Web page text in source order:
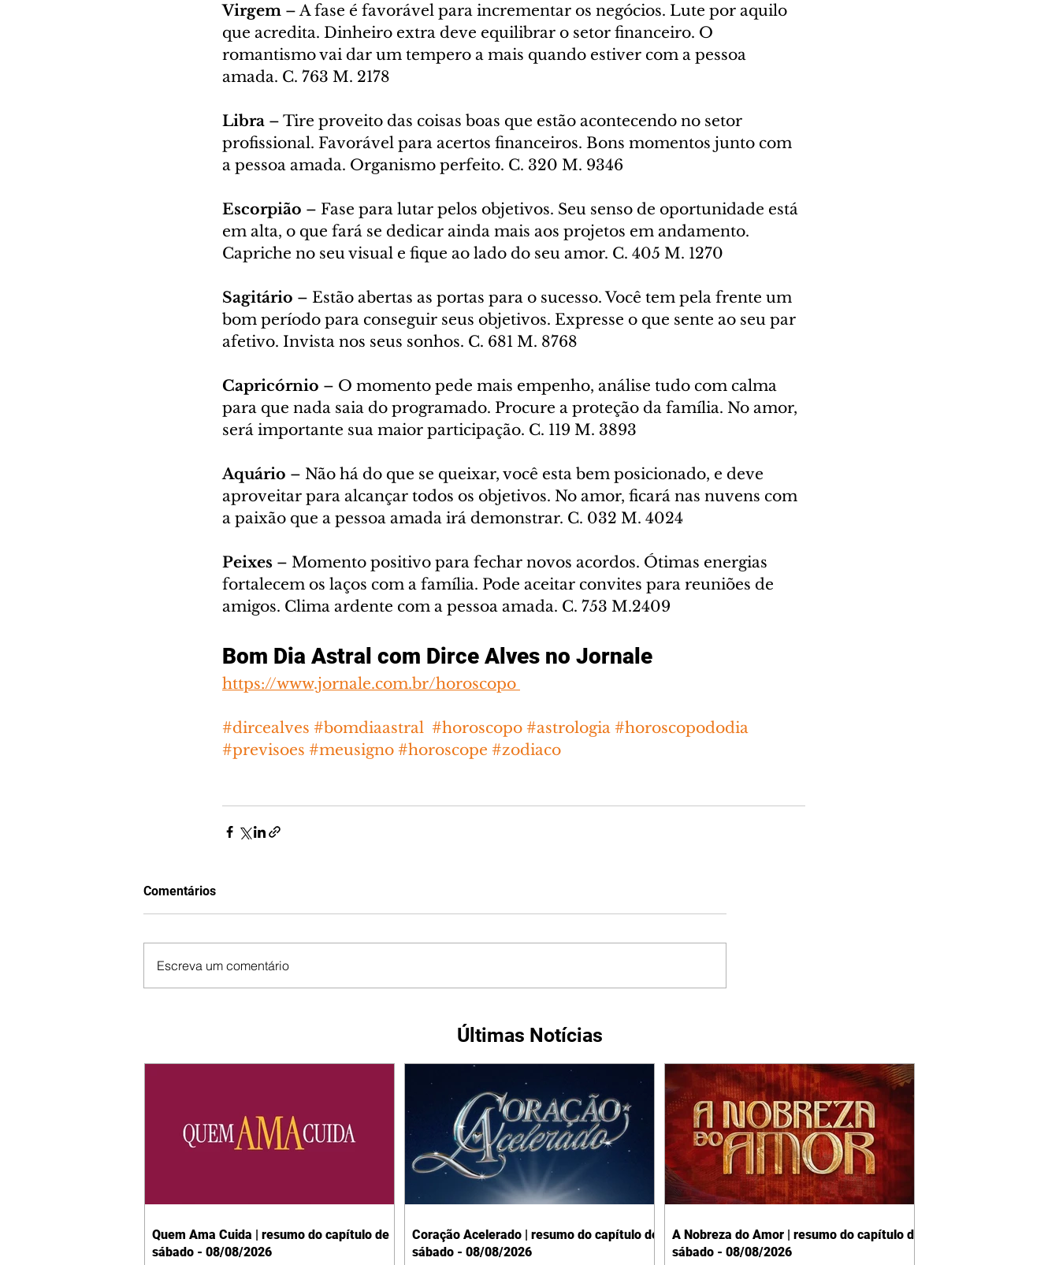
Virgem – A fase é favorável para incrementar os negócios. Lute por aquilo
que acredita. Dinheiro extra deve equilibrar o setor financeiro. O
romantismo vai dar um tempero a mais quando estiver com a pessoa
amada. C. 763 M. 2178
Libra – Tire proveito das coisas boas que estão acontecendo no setor
profissional. Favorável para acertos financeiros. Bons momentos junto com
a pessoa amada. Organismo perfeito. C. 320 M. 9346
Escorpião – Fase para lutar pelos objetivos. Seu senso de oportunidade está
em alta, o que fará se dedicar ainda mais aos projetos em andamento.
Capriche no seu visual e fique ao lado do seu amor. C. 405 M. 1270
Sagitário – Estão abertas as portas para o sucesso. Você tem pela frente um
bom período para conseguir seus objetivos. Expresse o que sente ao seu par
afetivo. Invista nos seus sonhos. C. 681 M. 8768
Capricórnio – O momento pede mais empenho, análise tudo com calma
para que nada saia do programado. Procure a proteção da família. No amor,
será importante sua maior participação. C. 119 M. 3893
Aquário – Não há do que se queixar, você esta bem posicionado, e deve
aproveitar para alcançar todos os objetivos. No amor, ficará nas nuvens com
a paixão que a pessoa amada irá demonstrar. C. 032 M. 4024
Peixes – Momento positivo para fechar novos acordos. Ótimas energias
fortalecem os laços com a família. Pode aceitar convites para reuniões de
amigos. Clima ardente com a pessoa amada. C. 753 M.2409
Bom Dia Astral com Dirce Alves no Jornale
https://www.jornale.com.br/horoscopo
#dircealves #bomdiaastral #horoscopo #astrologia #horoscopododia
#previsoes #meusigno #horoscope #zodiaco
Comentários
Escreva um comentário
Últimas Notícias
Quem Ama Cuida | resumo do capítulo de
sábado - 08/08/2026
Coração Acelerado | resumo do capítulo de
sábado - 08/08/2026
A Nobreza do Amor | resumo do capítulo de
sábado - 08/08/2026